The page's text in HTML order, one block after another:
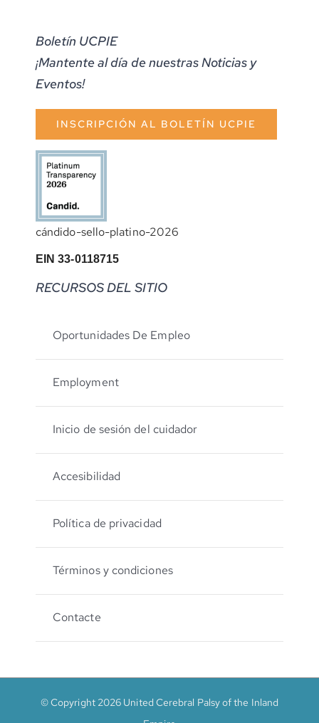
Boletín UCPIE
¡Mantente al día de nuestras Noticias y
Eventos!
INSCRIPCIÓN AL BOLETÍN UCPIE
cándido-sello-platino-2026
EIN 33-0118715
RECURSOS DEL SITIO
Oportunidades De Empleo
Employment
Inicio de sesión del cuidador
Accesibilidad
Política de privacidad
Términos y condiciones
Contacte
© Copyright 2026 United Cerebral Palsy of the Inland